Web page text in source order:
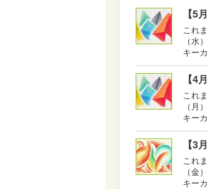
【5
これ
（水
キー
【4
これ
（月
キー
【3
これ
（金
キー